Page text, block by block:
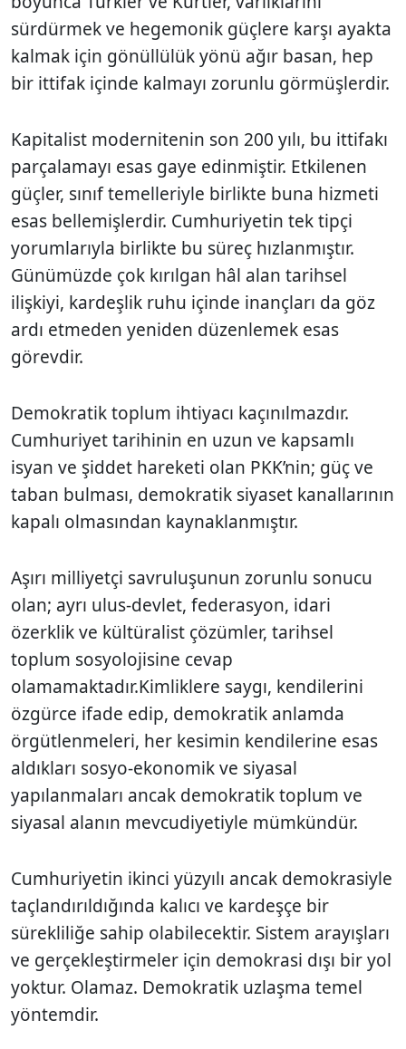
sürdürmek ve hegemonik güçlere karşı ayakta
kalmak için gönüllülük yönü ağır basan, hep
bir ittifak içinde kalmayı zorunlu görmüşlerdir.
Kapitalist modernitenin son 200 yılı, bu ittifakı
parçalamayı esas gaye edinmiştir. Etkilenen
güçler, sınıf temelleriyle birlikte buna hizmeti
esas bellemişlerdir. Cumhuriyetin tek tipçi
yorumlarıyla birlikte bu süreç hızlanmıştır.
Günümüzde çok kırılgan hâl alan tarihsel
ilişkiyi, kardeşlik ruhu içinde inançları da göz
ardı etmeden yeniden düzenlemek esas
görevdir.
Demokratik toplum ihtiyacı kaçınılmazdır.
Cumhuriyet tarihinin en uzun ve kapsamlı
isyan ve şiddet hareketi olan PKK’nin; güç ve
taban bulması, demokratik siyaset kanallarının
kapalı olmasından kaynaklanmıştır.
Aşırı milliyetçi savruluşunun zorunlu sonucu
olan; ayrı ulus-devlet, federasyon, idari
özerklik ve kültüralist çözümler, tarihsel
toplum sosyolojisine cevap
olamamaktadır.Kimliklere saygı, kendilerini
özgürce ifade edip, demokratik anlamda
örgütlenmeleri, her kesimin kendilerine esas
aldıkları sosyo-ekonomik ve siyasal
yapılanmaları ancak demokratik toplum ve
siyasal alanın mevcudiyetiyle mümkündür.
Cumhuriyetin ikinci yüzyılı ancak demokrasiyle
taçlandırıldığında kalıcı ve kardeşçe bir
sürekliliğe sahip olabilecektir. Sistem arayışları
ve gerçekleştirmeler için demokrasi dışı bir yol
yoktur. Olamaz. Demokratik uzlaşma temel
yöntemdir.